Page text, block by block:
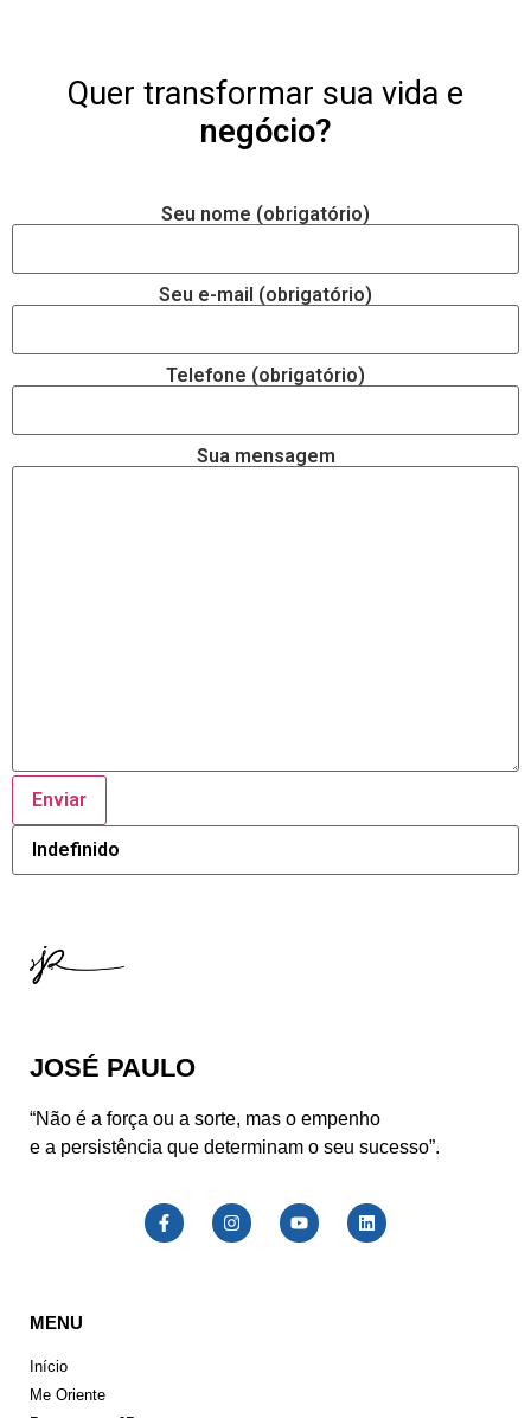
Quer transformar sua vida e
negócio?
Seu nome (obrigatório)
Seu e-mail (obrigatório)
Telefone (obrigatório)
Sua mensagem
JOSÉ PAULO
“Não é a força ou a sorte, mas o empenho
e a persistência que determinam o seu sucesso”.
MENU
Início
Me Oriente